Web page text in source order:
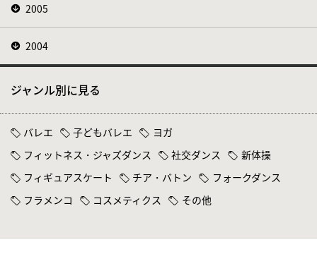
2005
2004
ジャンル別に見る
バレエ 子どもバレエ
ヨガ
フィットネス・ジャズダンス
社交ダンス
新体操
フィギュアスケート
チア・バトン
フォークダンス
フラメンコ
コスメティクス その他